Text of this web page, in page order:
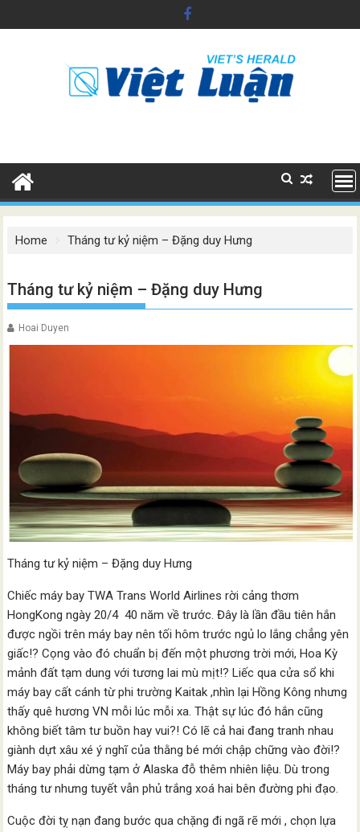
to
Home Tháng tư kỷ niệm – Đặng duy Hưng
Tháng tư kỷ niệm – Đặng duy Hưng
Hoai Duyen
Tháng tư kỷ niệm – Đặng duy Hưng
Chiếc máy bay TWA Trans World Airlines rời cảng thơm
HongKong ngày 20/4 40 năm về trước. Đây là lần đầu tiên hắn
được ngồi trên máy bay nên tối hôm trước ngủ lo lắng chẳng yên
giấc!? Cọng vào đó chuẩn bị đến một phương trời mới, Hoa Kỳ
mảnh đất tạm dung với tương lai mù mịt!? Liếc qua cửa sổ khi
máy bay cất cánh từ phi trường Kaitak ,nhìn lại Hồng Kông nhưng
thấy quê hương VN mỗi lúc mỗi xa. Thật sự lúc đó hắn cũng
không biết tâm tư buồn hay vui?! Có lẽ cả hai đang tranh nhau
giành dựt xâu xé ý nghĩ của thằng bé mới chập chững vào đời!?
Máy bay phải dừng tạm ở Alaska đỗ thêm nhiên liệu. Dù trong
tháng tư nhưng tuyết vẫn phủ trắng xoá hai bên đường phi đạo.
Cuộc đời tỵ nạn đang bước qua chặng đi ngã rẽ mới , chọn lựa